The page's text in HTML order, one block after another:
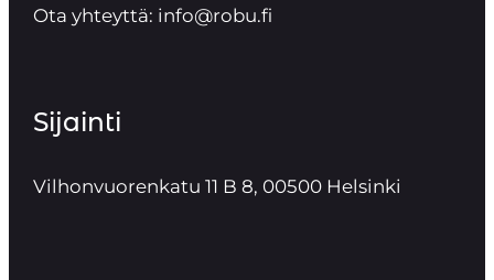
Ota yhteyttä: info@robu.fi
Sijainti
Vilhonvuorenkatu 11 B 8, 00500 Helsinki